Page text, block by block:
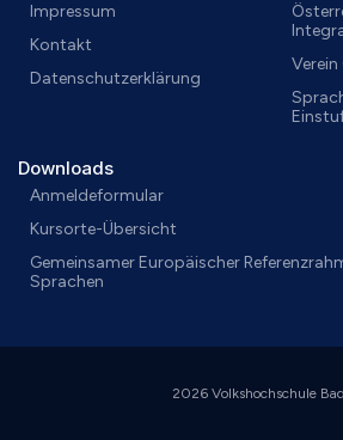
Impressum
Kontakt
Datenschutzerklärung
Verein
Downloads
Anmeldeformular
Kursorte-Übersicht
Gemeinsamer Europäischer
Sprachen
2026 Volkshochschule